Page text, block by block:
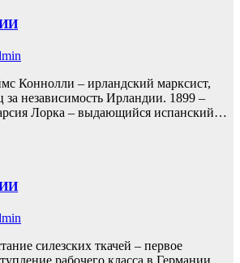
Коннолли – ирландский марксист,
независимость Ирландии. 1899 –
Лорка – выдающийся испанский…
силезских ткачей – первое